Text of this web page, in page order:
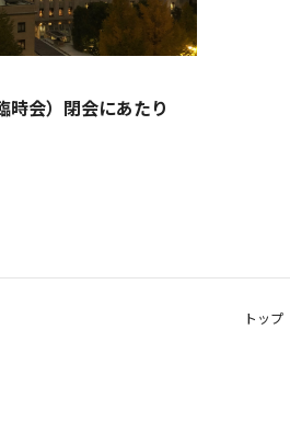
時会）閉会にあたり
トップ